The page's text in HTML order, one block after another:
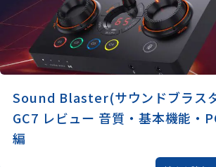
Sound Blaster(サウンドブラス
GC7 レビュー 音質・基本機能・
編